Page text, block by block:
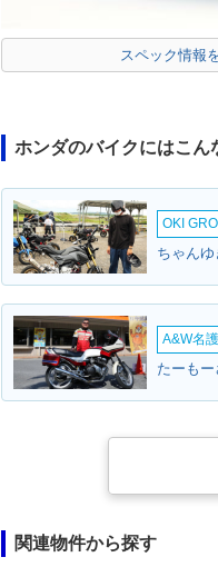
スペック情報
ホンダのバイクにはこん
OKI
ちゃん
A&W名
たーも
関連物件から探す